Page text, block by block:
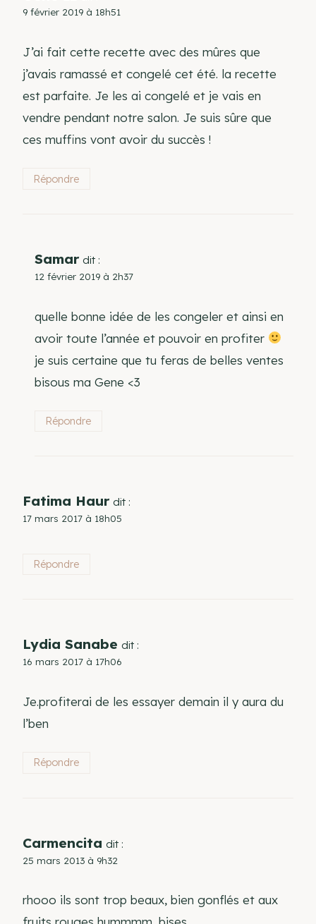
9 février 2019 à 18h51
J’ai fait cette recette avec des mûres que
j’avais ramassé et congelé cet été. la recette
est parfaite. Je les ai congelé et je vais en
vendre pendant notre salon. Je suis sûre que
ces muffins vont avoir du succès !
Répondre
Samar dit :
12 février 2019 à 2h37
quelle bonne idée de les congeler et ainsi en
avoir toute l’année et pouvoir en profiter
je suis certaine que tu feras de belles ventes
bisous ma Gene <3
Répondre
Fatima Haur dit :
17 mars 2017 à 18h05
Répondre
Lydia Sanabe dit :
16 mars 2017 à 17h06
Je.profiterai de les essayer demain il y aura du
l’ben
Répondre
Carmencita dit :
25 mars 2013 à 9h32
rhooo ils sont trop beaux, bien gonflés et aux